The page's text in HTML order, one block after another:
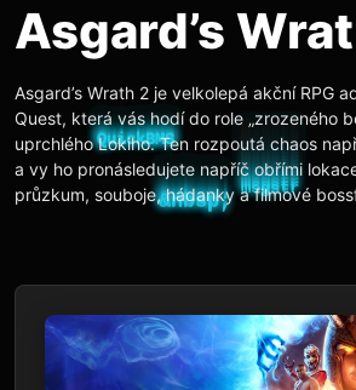
Asgard’s
Asgard’s Wrath 2 je velkolepá akční RPG
Quest, která vás hodí do role „zrozeného
uprchlého Lokiho. Ten rozpoutá chaos
a vy ho pronásledujete napříč obřími
průzkum, souboje, hádanky a filmové